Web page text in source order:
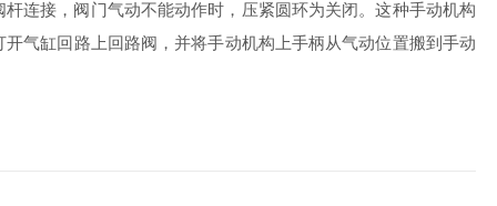
接，阀门气动不能动作时，压紧圆环为关闭。这种手动机构
气缸回路上回路阀，并将手动机构上手柄从气动位置搬到手动